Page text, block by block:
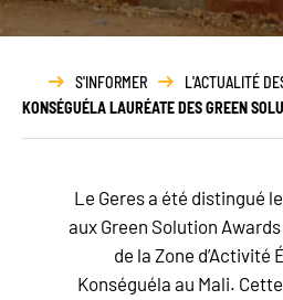
Rapport
S'INFORMER L'ACTUALITÉ
KONSÉGUÉLA LAURÉATE DES GREEN
Le Geres a été distingué
aux Green Solution
de la Zone d’Activité
Konséguéla au Mali.